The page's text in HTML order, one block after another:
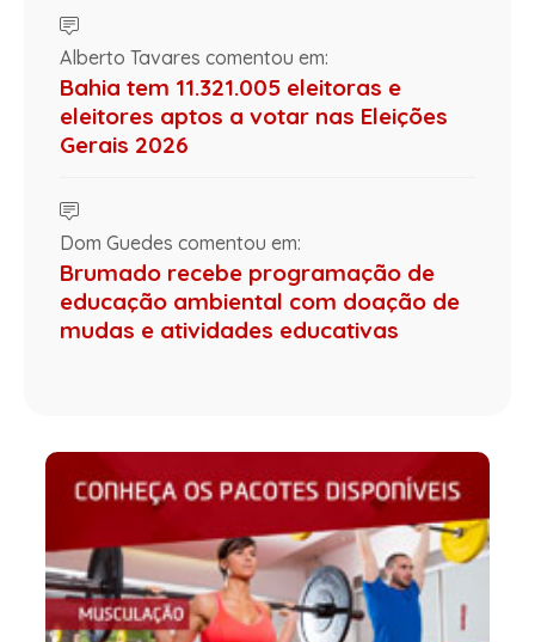
Alberto Tavares comentou em:
Bahia tem 11.321.005 eleitoras e
eleitores aptos a votar nas Eleições
Gerais 2026
Dom Guedes comentou em:
Brumado recebe programação de
educação ambiental com doação de
mudas e atividades educativas